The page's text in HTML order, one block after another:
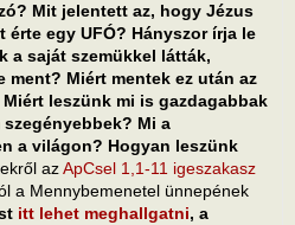
Mit jelentett az, hogy Jézus
egy UFÓ? Hányszor írja le
a saját szemükkel látták,
ment? Miért mentek ez után az
leszünk mi is gazdagabbak
Mi a
a világon? Hogyan leszünk
azApCsel 1,1-11 igeszakasz
a Mennybemenetel ünnepének
itt lehet meghallgatni, a